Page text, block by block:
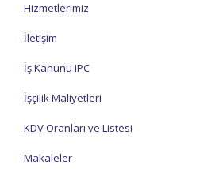
Hizmetlerimiz
İletişim
İş Kanunu IPC
İşçilik Maliyetleri
KDV Oranları ve Listesi
Makaleler